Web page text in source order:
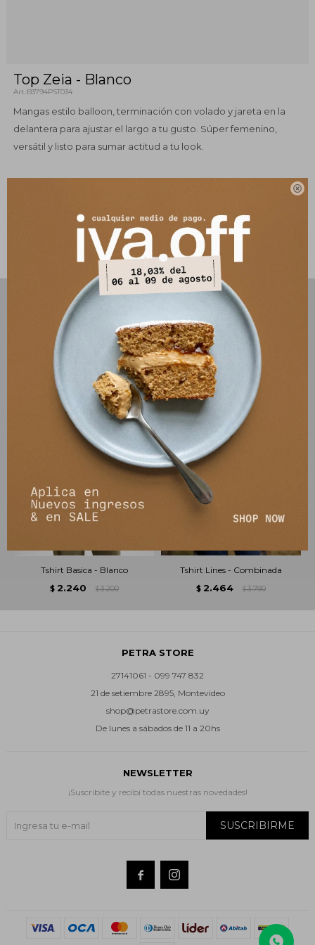

Top Zeia - Blanco
B3794PST034
Mangas estilo balloon, terminación con volado y jareta en la
delantera para ajustar el largo a tu gusto. Súper femenino,
versátil y listo para sumar actitud a tu look.
Composición: 100% lino italiano
Este artículo está agotado.
PRODUCTOS QUE TE PUEDEN INTERESAR
Tshirt Basica - Blanco
$ 2.240 $ 3.200
Tshirt Lines - Combinada
$ 2.464 $ 3.790
PETRA STORE
27141061 - 099 747 832
21 de setiembre 2895, Montevideo
shop@petrastore.com.uy
De lunes a sábados de 11 a 20hs
NEWSLETTER
¡Suscribite y recibí todas nuestras novedades!
SUSCRIBIRME
 